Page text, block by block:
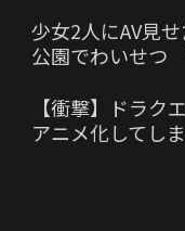
少女2人にAV見
公園でわいせつ
【衝撃】ドラク
アニメ化してし